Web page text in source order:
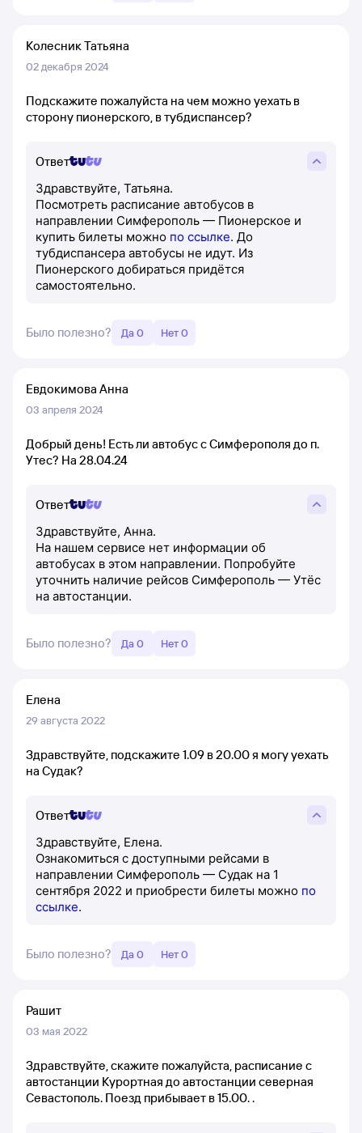
Колесник Татьяна
02 декабря 2024
Подскажите пожалуйста на чем можно уехать в
сторону пионерского, в тубдиспансер?
Ответ
Здравствуйте, Татьяна.
Посмотреть расписание автобусов в
направлении Симферополь — Пионерское и
купить билеты можно по ссылке. До
тубдиспансера автобусы не идут. Из
Пионерского добираться придётся
самостоятельно.
Было полезно? Да 0 Нет 0
Евдокимова Анна
03 апреля 2024
Добрый день! Есть ли автобус с Симферополя до п.
Утес? На 28.04.24
Ответ
Здравствуйте, Анна.
На нашем сервисе нет информации об
автобусах в этом направлении. Попробуйте
уточнить наличие рейсов Симферополь — Утёс
на автостанции.
Было полезно? Да 0 Нет 0
Елена
29 августа 2022
Здравствуйте, подскажите 1.09 в 20.00 я могу уехать
на Судак?
Ответ
Здравствуйте, Елена.
Ознакомиться с доступными рейсами в
направлении Симферополь — Судак на 1
сентября 2022 и приобрести билеты можно по
ссылке.
Было полезно? Да 0 Нет 0
Рашит
03 мая 2022
Здравствуйте, скажите пожалуйста, расписание с
автостанции Курортная до автостанции северная
Севастополь. Поезд прибывает в 15.00. .